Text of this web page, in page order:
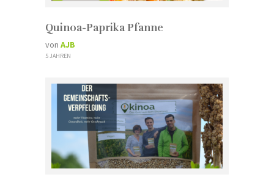
Quinoa-Paprika Pfanne
von AJB
5 JAHREN